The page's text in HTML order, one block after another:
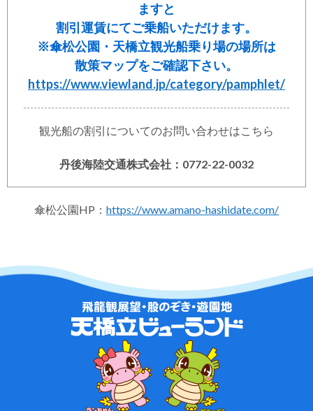
ますと
割引運賃にてご乗船いただけます。
※傘松公園・天橋立観光船乗り場の場所は
散策マップをご確認下さい。
https://www.viewland.jp/category/pamphlet/
観光船の割引についてのお問い合わせはこちら
丹後海陸交通株式会社：0772-22-0032
傘松公園HP： https://www.amano-hashidate.com/